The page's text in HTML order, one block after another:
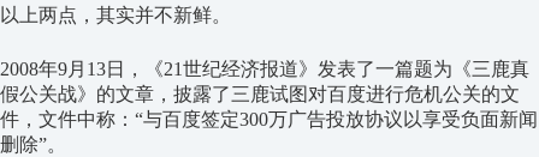
以上两点，其实并不新鲜。
2008年9月13日，《21世纪经济报道》发表了一篇题为《三鹿真
假公关战》的文章，披露了三鹿试图对百度进行危机公关的文
件，文件中称：“与百度签定300万广告投放协议以享受负面新闻
删除”。